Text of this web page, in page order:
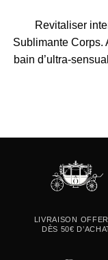
Revitaliser
Sublimante Corps.
bain d’ultra-
LIVRAISON
DÈS 50€